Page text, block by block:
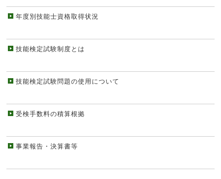
年度別技能士資格取得状況
技能検定試験制度とは
技能検定試験問題の使用について
受検手数料の積算根拠
事業報告・決算書等